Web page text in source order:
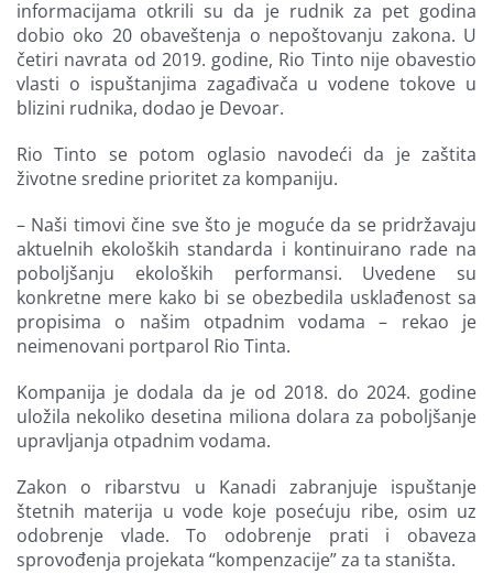
informacijama otkrili su da je rudnik za pet godina
dobio oko 20 obaveštenja o nepoštovanju zakona. U
četiri navrata od 2019. godine, Rio Tinto nije obavestio
vlasti o ispuštanjima zagađivača u vodene tokove u
blizini rudnika, dodao je Devoar.
Rio Tinto se potom oglasio navodeći da je zaštita
životne sredine prioritet za kompaniju.
– Naši timovi čine sve što je moguće da se pridržavaju
aktuelnih ekoloških standarda i kontinuirano rade na
poboljšanju ekoloških performansi. Uvedene su
konkretne mere kako bi se obezbedila usklađenost sa
propisima o našim otpadnim vodama – rekao je
neimenovani portparol Rio Tinta.
Kompanija je dodala da je od 2018. do 2024. godine
uložila nekoliko desetina miliona dolara za poboljšanje
upravljanja otpadnim vodama.
Zakon o ribarstvu u Kanadi zabranjuje ispuštanje
štetnih materija u vode koje posećuju ribe, osim uz
odobrenje vlade. To odobrenje prati i obaveza
sprovođenja projekata “kompenzacije” za ta staništa.